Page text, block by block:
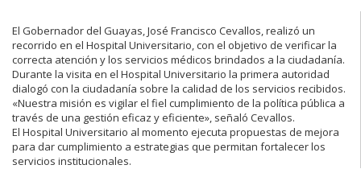
El Gobernador del Guayas, José Francisco Cevallos, realizó un
recorrido en el Hospital Universitario, con el objetivo de verificar la
correcta atención y los servicios médicos brindados a la ciudadanía.
Durante la visita en el Hospital Universitario la primera autoridad
dialogó con la ciudadanía sobre la calidad de los servicios recibidos.
«Nuestra misión es vigilar el fiel cumplimiento de la política pública a
través de una gestión eficaz y eficiente», señaló Cevallos.
El Hospital Universitario al momento ejecuta propuestas de mejora
para dar cumplimiento a estrategias que permitan fortalecer los
servicios institucionales.